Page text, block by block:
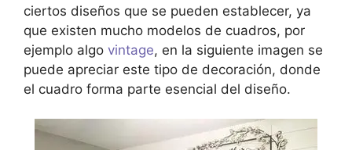
ciertos diseños que se pueden establecer, ya
que existen mucho modelos de cuadros, por
ejemplo algo vintage, en la siguiente imagen se
puede apreciar este tipo de decoración, donde
el cuadro forma parte esencial del diseño.